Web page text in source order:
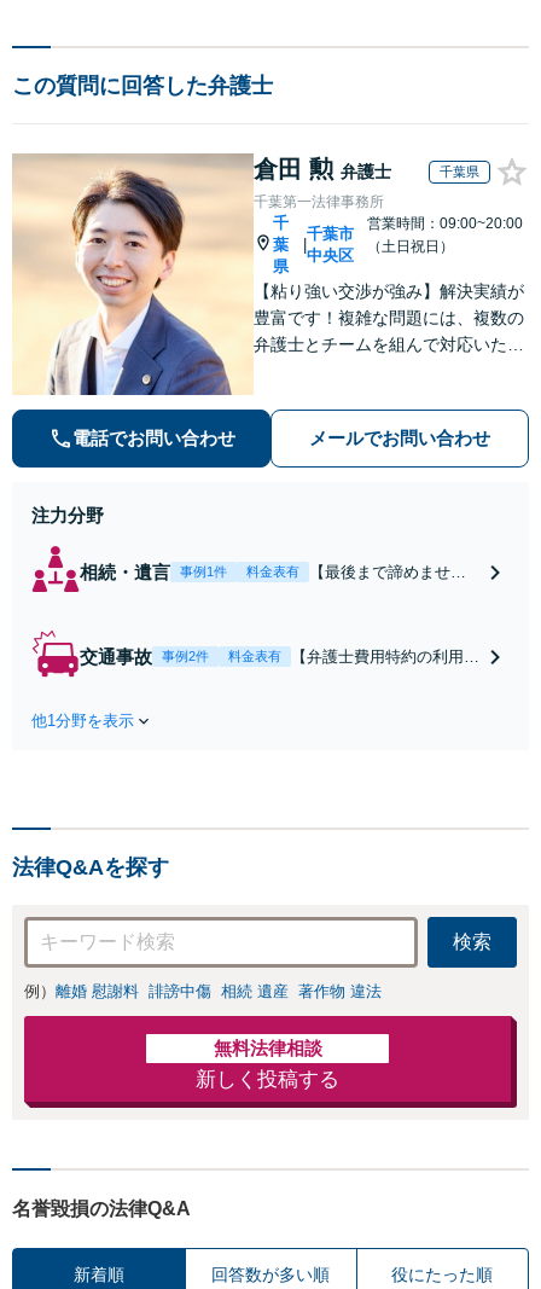
この質問に回答した弁護士
倉田 勲 弁護士 千葉県
千葉第一法律事務所
千
葉
県
千葉市
中央区
営業時間：09:00~20:00
（土日祝日）
【粘り強い交渉が強み】解決実績が
豊富です！複雑な問題には、複数の
弁護士とチームを組んで対応いたし
添い、不安を軽減します。まずはお
気軽にご相談ください。
電話でお問い合わせ メールでお問い合わせ
注力分野
相続・遺言 事例1件 料金表有
【最後まで諦めませ
合意してしまう前にご
交通事故 事例2件 料金表有
【弁護士費用特約の利用＆
は損をしてしまうかもしれ
他1分野を表示
法律Q&Aを探す
検索
例） 離婚 慰謝料 誹謗中傷 相続 遺産 著作物 違法
無料法律相談
新しく投稿する
名誉毀損の法律Q&A
新着順 回答数が多い順 役にたった順